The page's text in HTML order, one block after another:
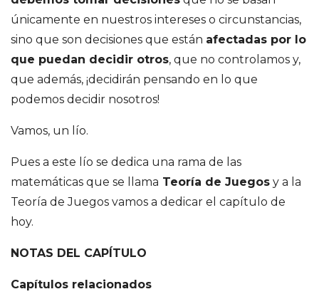
t
i
a
g
o
únicamente en nuestros intereses o circunstancias,
sino que son decisiones que están afectadas por lo
que puedan decidir otros, que no controlamos y,
que además, ¡decidirán pensando en lo que
podemos decidir nosotros!
Vamos, un lío.
Pues a este lío se dedica una rama de las
matemáticas que se llama Teoría de Juegos y a la
Teoría de Juegos vamos a dedicar el capítulo de
hoy.
NOTAS DEL CAPÍTULO
Capítulos relacionados